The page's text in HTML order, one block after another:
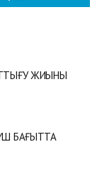
ЖИЫНЫ
БАҒЫТТА